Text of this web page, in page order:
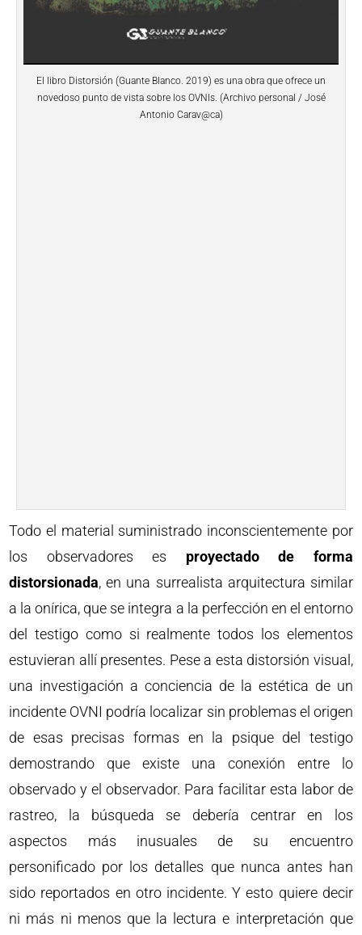
El libro Distorsión (Guante Blanco. 2019) es una obra que ofrece un
novedoso punto de vista sobre los OVNIs. (Archivo personal / José
Antonio Carav@ca)
Todo el material suministrado inconscientemente por
los observadores es proyectado de forma
distorsionada, en una surrealista arquitectura similar
a la onírica, que se integra a la perfección en el entorno
del testigo como si realmente todos los elementos
estuvieran allí presentes. Pese a esta distorsión visual,
una investigación a conciencia de la estética de un
incidente OVNI podría localizar sin problemas el origen
de esas precisas formas en la psique del testigo
demostrando que existe una conexión entre lo
observado y el observador. Para facilitar esta labor de
rastreo, la búsqueda se debería centrar en los
aspectos más inusuales de su encuentro
personificado por los detalles que nunca antes han
sido reportados en otro incidente. Y esto quiere decir
ni más ni menos que la lectura e interpretación que